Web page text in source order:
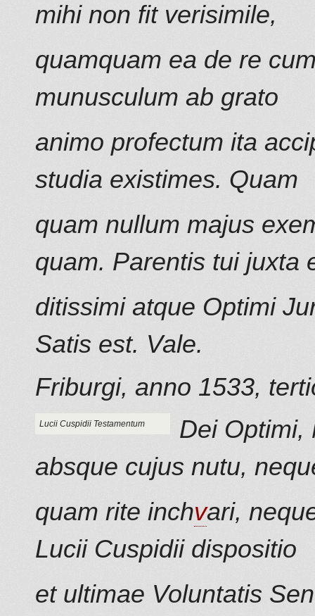
mihi non fit verisimile,
quamquam ea de re
munusculum ab grato
animo profectum ita
studia existimes. Quam
quam nullum majus
quam. Parentis tui juxta
ditissimi atque Optimi
Satis est. Vale.
Friburgi, anno 1533,
Lucii Cuspidii Testamentum
Dei Optimi,
absque cujus nutu,
quam rite inchvari,
Lucii Cuspidii dispositio
et ultimae Voluntatis